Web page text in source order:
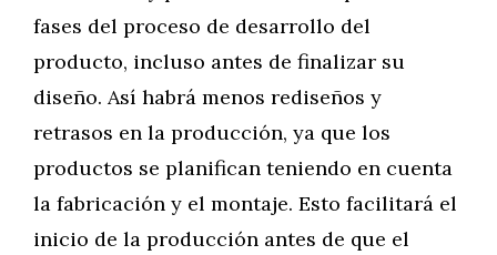
fases del proceso de desarrollo del
producto, incluso antes de finalizar su
diseño. Así habrá menos rediseños y
retrasos en la producción, ya que los
productos se planifican teniendo en cuenta
la fabricación y el montaje. Esto facilitará el
inicio de la producción antes de que el